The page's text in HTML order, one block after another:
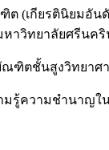
(เกียรตินิยมอัน
าวิทยาลัยศรีนค
ณฑิตชั้นสูงวิทยาศ
รู้ความชํานาญใน